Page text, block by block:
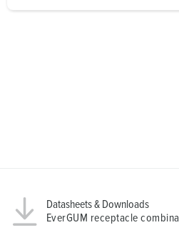
Datasheets & Downloads
EverGUM receptacle